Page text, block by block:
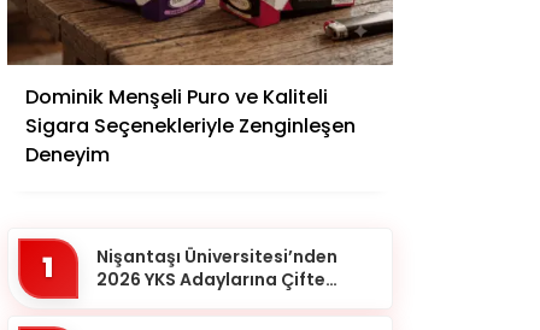
Dominik Menşeli Puro ve Kaliteli
Sigara Seçenekleriyle Zenginleşen
Deneyim
1
Nişantaşı Üniversitesi’nden
2026 YKS Adaylarına Çifte
Adana
Adıyaman
Afyonkarahisar
Amasya
Ankara